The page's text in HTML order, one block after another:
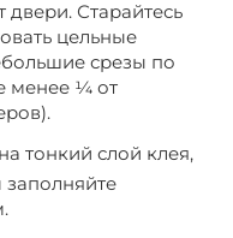
двери. Старайтесь
цельные
срезы по
менее ¼ от
тонкий слой клея,
заполняйте